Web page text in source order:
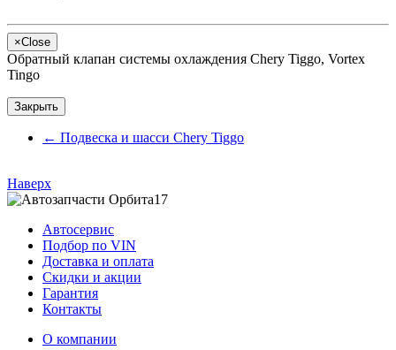
×Close
Обратный клапан системы охлаждения Chery Tiggo, Vortex
Tingo
Закрыть
← Подвеска и шасси Chery Tiggo
Наверх
Автосервис
Подбор по VIN
Доставка и оплата
Скидки и акции
Гарантия
Контакты
О компании